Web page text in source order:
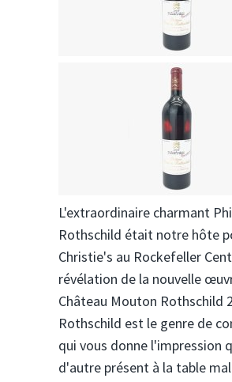
L'extraordinaire charmant
Rothschild était notre hôte
Christie's au Rockefeller
révélation de la nouvelle
Château Mouton Rothschild
Rothschild est le genre de
qui vous donne l'impression
d'autre présent à la table